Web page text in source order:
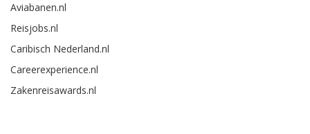
Aviabanen.nl
Reisjobs.nl
Caribisch Nederland.nl
Careerexperience.nl
Zakenreisawards.nl